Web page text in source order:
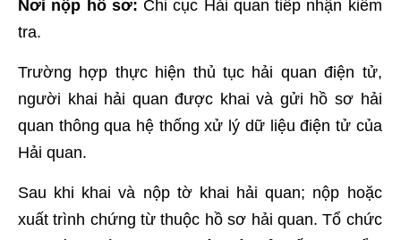
Nơi nộp hồ sơ: Chi cục Hải quan tiếp nhận kiểm
tra.
Trường hợp thực hiện thủ tục hải quan điện tử,
người khai hải quan được khai và gửi hồ sơ hải
quan thông qua hệ thống xử lý dữ liệu điện tử của
Hải quan.
Sau khi khai và nộp tờ khai hải quan; nộp hoặc
xuất trình chứng từ thuộc hồ sơ hải quan. Tổ chức